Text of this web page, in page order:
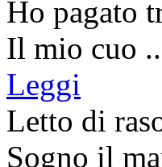
Ho pagato
Il mio cuo
Leggi
Letto di
Sogno il